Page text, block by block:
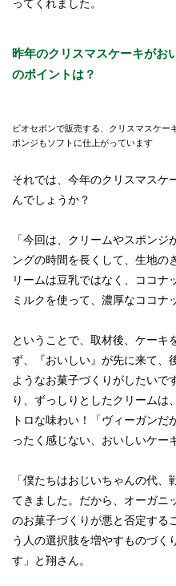
ってくれました。
昨年のクリスマスケーキがお
のポイントは？
ビオセボンで販売する、クリスマスケ
ポンジもソフトに仕上がっています
それでは、今年のクリスマスケ
んでしょうか？
「今回は、クリームやスポン
ングの時間を長くして、生地の
リームは豆乳ではなく、ココナ
ミルクを使って、濃厚なココナ
ということで、取材後、ケーキ
ず、『おいしい』が先に来て、
ようなお菓子づくりがしたいで
り、ずっしりとしたクリームは
トロな味わい！「ヴィーガンだ
ったく感じない、おいしいケー
「僕たちはおじいちゃんの代
てきました。だから、オーガニ
のお菓子づくりが悪と否定する
う人の選択肢を増やすものづく
す」と翔さん。